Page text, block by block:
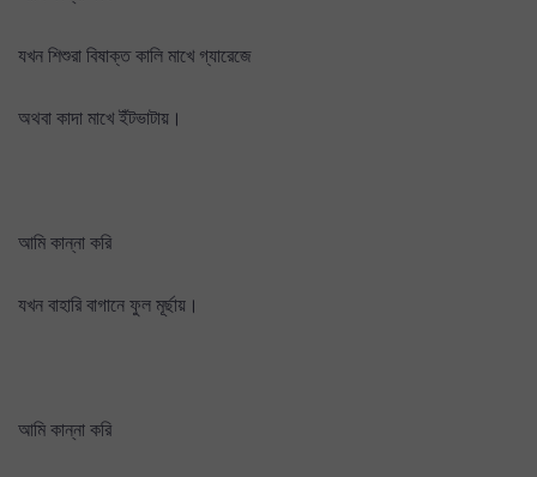
যখন শিশুরা বিষাক্ত কালি মাখে গ্যারেজে
অথবা কাদা মাখে ইঁটভাটায়।
আমি কান্না করি
যখন বাহারি বাগানে ফুল মূর্ছায়।
আমি কান্না করি